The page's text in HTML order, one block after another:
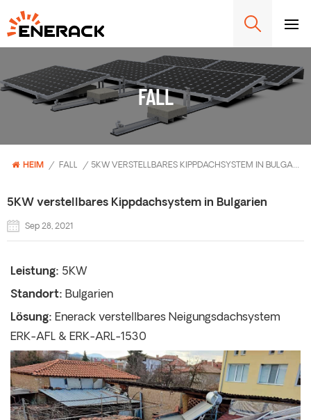
FALL
HEIM / FALL / 5KW VERSTELLBARES KIPPDACHSYSTEM IN BULGARIEN
5KW verstellbares Kippdachsystem in Bulgarien
Sep 28, 2021
Leistung: 5KW
Standort: Bulgarien
Lösung: Enerack verstellbares Neigungsdachsystem
ERK-AFL & ERK-ARL-1530